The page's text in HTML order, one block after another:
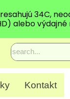
Kontakt
34C,
alebo výdajné